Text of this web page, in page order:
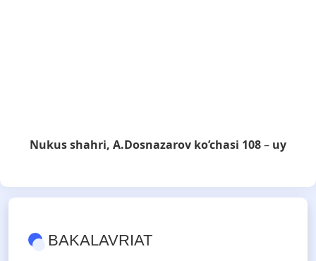
Nukus shahri, A.Dosnazarov ko’chasi 108– uy
BAKALAVRIAT